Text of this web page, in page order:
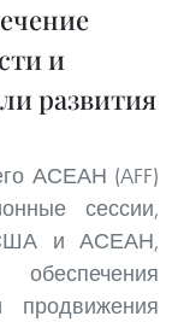
и
развития
АСЕАН (AFF)
сессии,
США и АСЕАН,
продвижения